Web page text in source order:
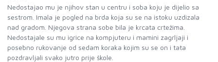
Nedostajao mu je njihov stan u centru i soba koju je dijelio sa
sestrom. Imala je pogled na brda koja su se na istoku uzdizala
nad gradom. Njegova strana sobe bila je krcata crtežima.
Nedostajale su mu igrice na kompjuteru i mamini zagrljaji i
posebno rukovanje od sedam koraka kojim su se on i tata
pozdravljali svako jutro prije škole.